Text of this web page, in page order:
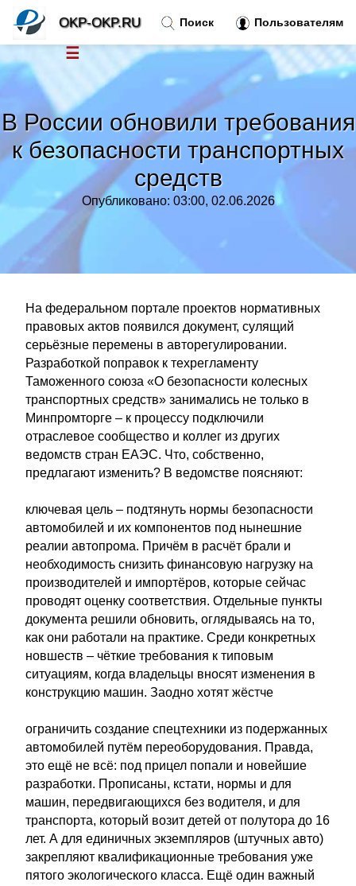
В России обновили требования
к безопасности транспортных
средств
Опубликовано: 03:00, 02.06.2026
На федеральном портале проектов нормативных
правовых актов появился документ, сулящий
серьёзные перемены в авторегулировании.
Разработкой поправок к техрегламенту
Таможенного союза «О безопасности колесных
транспортных средств» занимались не только в
Минпромторге – к процессу подключили
отраслевое сообщество и коллег из других
ведомств стран ЕАЭС. Что, собственно,
предлагают изменить? В ведомстве поясняют:
ключевая цель – подтянуть нормы безопасности
автомобилей и их компонентов под нынешние
реалии автопрома. Причём в расчёт брали и
необходимость снизить финансовую нагрузку на
производителей и импортёров, которые сейчас
проводят оценку соответствия. Отдельные пункты
документа решили обновить, оглядываясь на то,
как они работали на практике. Среди конкретных
новшеств – чёткие требования к типовым
ситуациям, когда владельцы вносят изменения в
конструкцию машин. Заодно хотят жёстче
ограничить создание спецтехники из подержанных
автомобилей путём переоборудования. Правда,
это ещё не всё: под прицел попали и новейшие
разработки. Прописаны, кстати, нормы и для
машин, передвигающихся без водителя, и для
транспорта, который возит детей от полутора до 16
лет. А для единичных экземпляров (штучных авто)
закрепляют квалификационные требования уже
пятого экологического класса. Ещё один важный
Поиск Пользователям
OKP-OKP.RU
☰
Новости
Тренды новостей»
»
Правила »
Контакт»